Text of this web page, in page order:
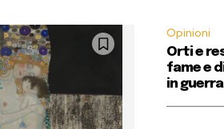
Opinioni
Orti e
fame e
in guerra